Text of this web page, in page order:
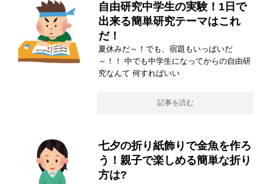
自由研究中学生の実験！1日で
出来る簡単研究テーマはこれ
だ！
夏休みだ～！でも、宿題もいっぱいだ
～！！ 中でも中学生になってからの自由研
究なんて 何すればいい
記事を読む
七夕の折り紙飾りで金魚を作ろ
う！親子で楽しめる簡単な折り
方は?